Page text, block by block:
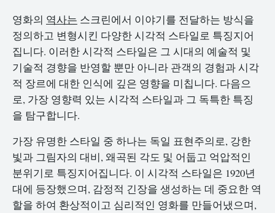
영화의 역사는 스크린에서 이야기를 전달하는 방식을
정의하고 변형시킨 다양한 시각적 스타일로 특징지어
집니다. 이러한 시각적 스타일은 그 시대의 예술적 및
기술적 경향을 반영할 뿐만 아니라 관객의 경험과 시각
적 장르에 대한 인식에 깊은 영향을 미칩니다. 다음으
로, 가장 영향력 있는 시각적 스타일과 그 독특한 특징
을 탐구합니다.
가장 유명한 스타일 중 하나는 독일 표현주의로, 강한
빛과 그림자의 대비, 왜곡된 각도 및 어둡고 억압적인
분위기로 특징지어집니다. 이 시각적 스타일은 1920년
대에 등장했으며, 감정적 긴장을 생성하는 데 중요한 역
할을 하여 환상적이고 심리적인 영화를 만들어냈으며,